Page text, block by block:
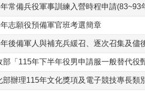
常備兵役軍事訓練入營時程申請(83~93
志願役預備軍官班考選簡章
後備軍人與補充兵緩召、逐次召集及儘
部「115年下半年役男申請服一般替代役
部辦理115年文化獎項及電子競技專長類